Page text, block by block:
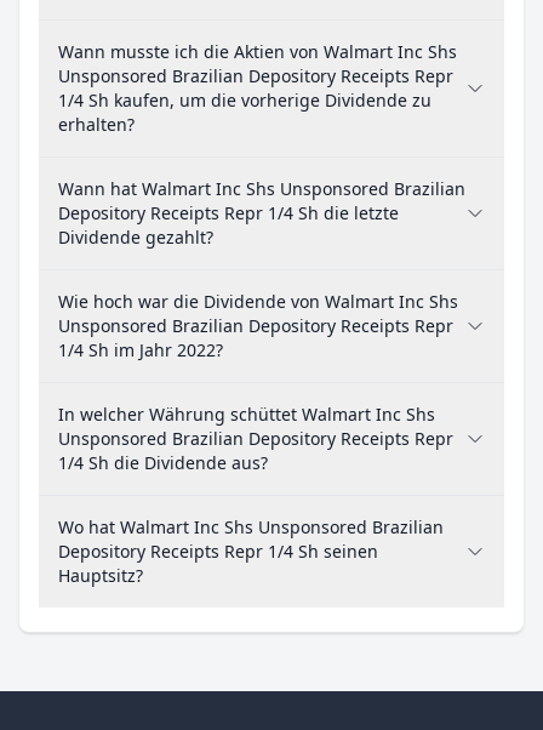
Wann musste ich die Aktien von Walmart Inc Shs
Unsponsored Brazilian Depository Receipts Repr
1/4 Sh kaufen, um die vorherige Dividende zu
erhalten?
Wann hat Walmart Inc Shs Unsponsored Brazilian
Depository Receipts Repr 1/4 Sh die letzte
Dividende gezahlt?
Wie hoch war die Dividende von Walmart Inc Shs
Unsponsored Brazilian Depository Receipts Repr
1/4 Sh im Jahr 2022?
In welcher Währung schüttet Walmart Inc Shs
Unsponsored Brazilian Depository Receipts Repr
1/4 Sh die Dividende aus?
Wo hat Walmart Inc Shs Unsponsored Brazilian
Depository Receipts Repr 1/4 Sh seinen
Hauptsitz?